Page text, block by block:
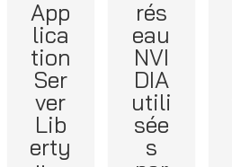
App
lica
tion
Ser
ver
Lib
erty
rés
eau
NVI
DIA
utili
sée
s